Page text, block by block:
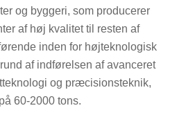
og byggeri, som producerer
af høj kvalitet til resten af
inden for højteknologisk
af indførelsen af avanceret
og præcisionsteknik,
60-2000 tons.